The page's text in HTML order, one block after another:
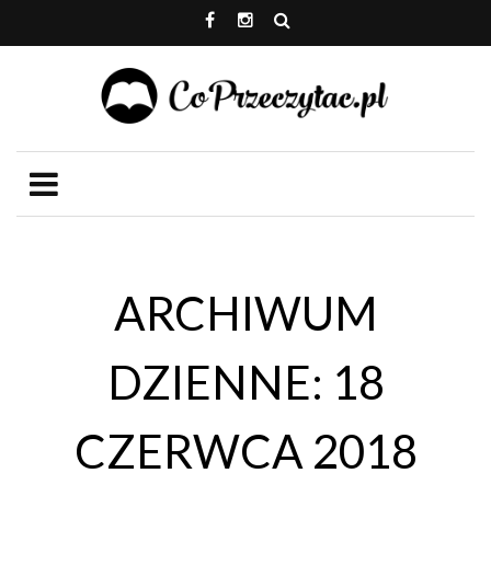
ARCHIWUM
DZIENNE: 18
CZERWCA 2018